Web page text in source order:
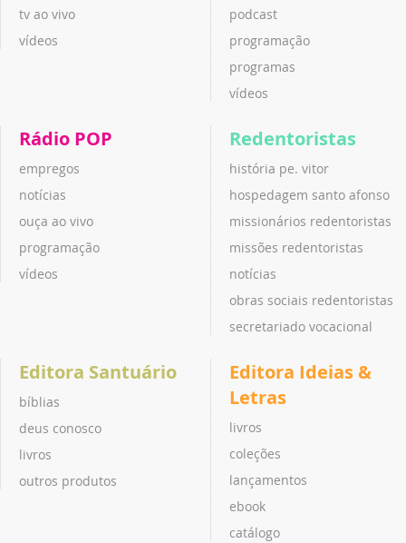
tv ao vivo
vídeos
podcast
programação
programas
vídeos
Rádio POP
empregos
notícias
ouça ao vivo
programação
vídeos
Redentoristas
história pe. vitor
hospedagem santo afonso
missionários redentoristas
missões redentoristas
notícias
obras sociais redentoristas
secretariado vocacional
Editora Santuário
bíblias
deus conosco
livros
outros produtos
Editora Ideias &
Letras
livros
coleções
lançamentos
ebook
catálogo